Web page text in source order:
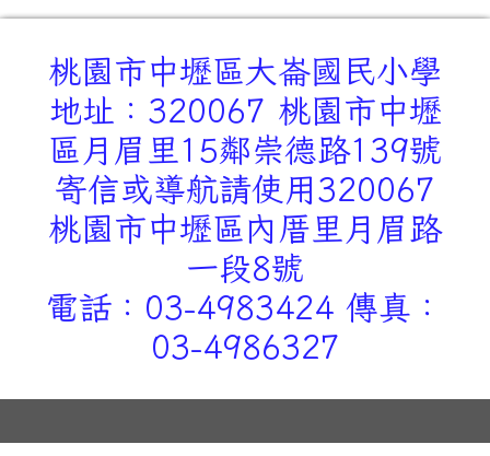
桃園市中壢區大崙國民小學
地址：320067 桃園市中壢
區月眉里15鄰崇德路139號
寄信或導航請使用320067
桃園市中壢區內厝里月眉路
一段8號
電話：03-4983424 傳真：
03-4986327